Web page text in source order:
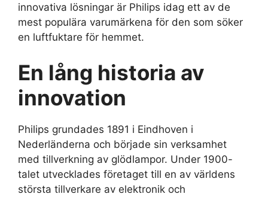
innovativa lösningar är Philips idag ett av de
mest populära varumärkena för den som söker
en luftfuktare för hemmet.
En lång historia av
innovation
Philips grundades 1891 i Eindhoven i
Nederländerna och började sin verksamhet
med tillverkning av glödlampor. Under 1900-
talet utvecklades företaget till en av världens
största tillverkare av elektronik och